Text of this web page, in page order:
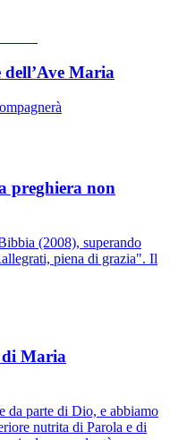
Maria
preghiera non
(2008), superando
piena di grazia". Il
di Maria
da parte di Dio, e abbiamo
nutrita di Parola e di